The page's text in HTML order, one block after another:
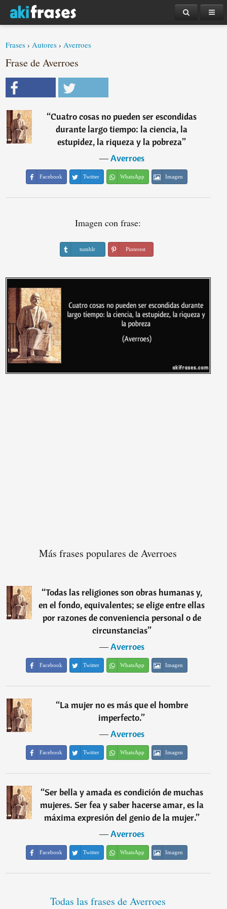
Frases ›Autores ›Averroes
Frase de Averroes
“Cuatro cosas no pueden ser escondidas
durante largo tiempo: la ciencia, la
estupidez, la riqueza y la pobreza”
―Averroes
Facebook Twitter WhatsApp Imagen
Imagen con frase:
tumblr Pinterest
Más frases populares de Averroes
“Todas las religiones son obras humanas y,
en el fondo, equivalentes; se elige entre ellas
por razones de conveniencia personal o de
circunstancias”
―Averroes
Facebook Twitter WhatsApp Imagen
“La mujer no es más que el hombre
imperfecto.”
―Averroes
Facebook Twitter WhatsApp Imagen
“Ser bella y amada es condición de muchas
mujeres. Ser fea y saber hacerse amar, es la
máxima expresión del genio de la mujer.”
―Averroes
Facebook Twitter WhatsApp Imagen
Todas las frases de Averroes